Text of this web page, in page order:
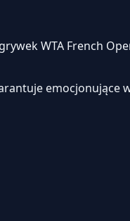
WTA French
emocjonujące